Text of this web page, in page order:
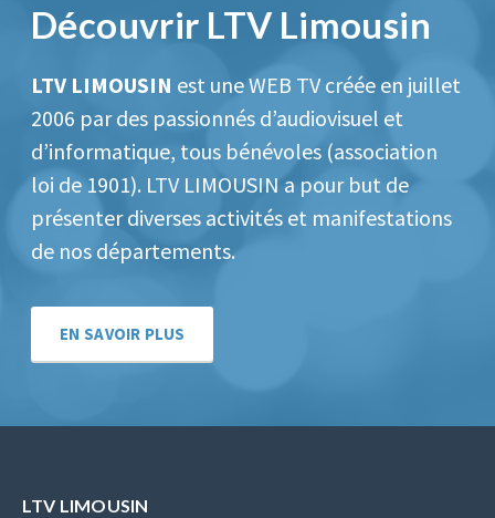
Découvrir LTV Limousin
LTV LIMOUSIN est une WEB TV créée en juillet
2006 par des passionnés d’audiovisuel et
d’informatique, tous bénévoles (association
loi de 1901). LTV LIMOUSIN a pour but de
présenter diverses activités et manifestations
de nos départements.
EN SAVOIR PLUS
LTV LIMOUSIN